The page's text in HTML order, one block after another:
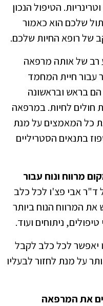
הטיפול הנכון
שלכם הוא כאמור
של רופא החיות שלכם.
רב של אותה מרפאה
עבור חיית המחמד
הם בראש ובראשונה
חולים לחיות. במרפאה
כל המאמצים על מנת
בתנאים הסטריליים
מרווח ונוח עבור
אבי פצ'ו לכל כלב
המרווח הנוח ביותר
ניתוחים ועוד.
יאפשר לכל כלב לקבל
על מנת לחזור לבעליו
את המרפאה